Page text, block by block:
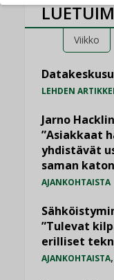
Viikko
LEHDEN
Jarno
”Asiakkaat
yhdistävät
saman
AJANKOHTAISTA
”Tulevat
erilliset
AJANKOHTAISTA,